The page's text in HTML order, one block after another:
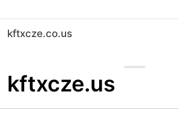
kftxcze.co.us
kftxcze.us